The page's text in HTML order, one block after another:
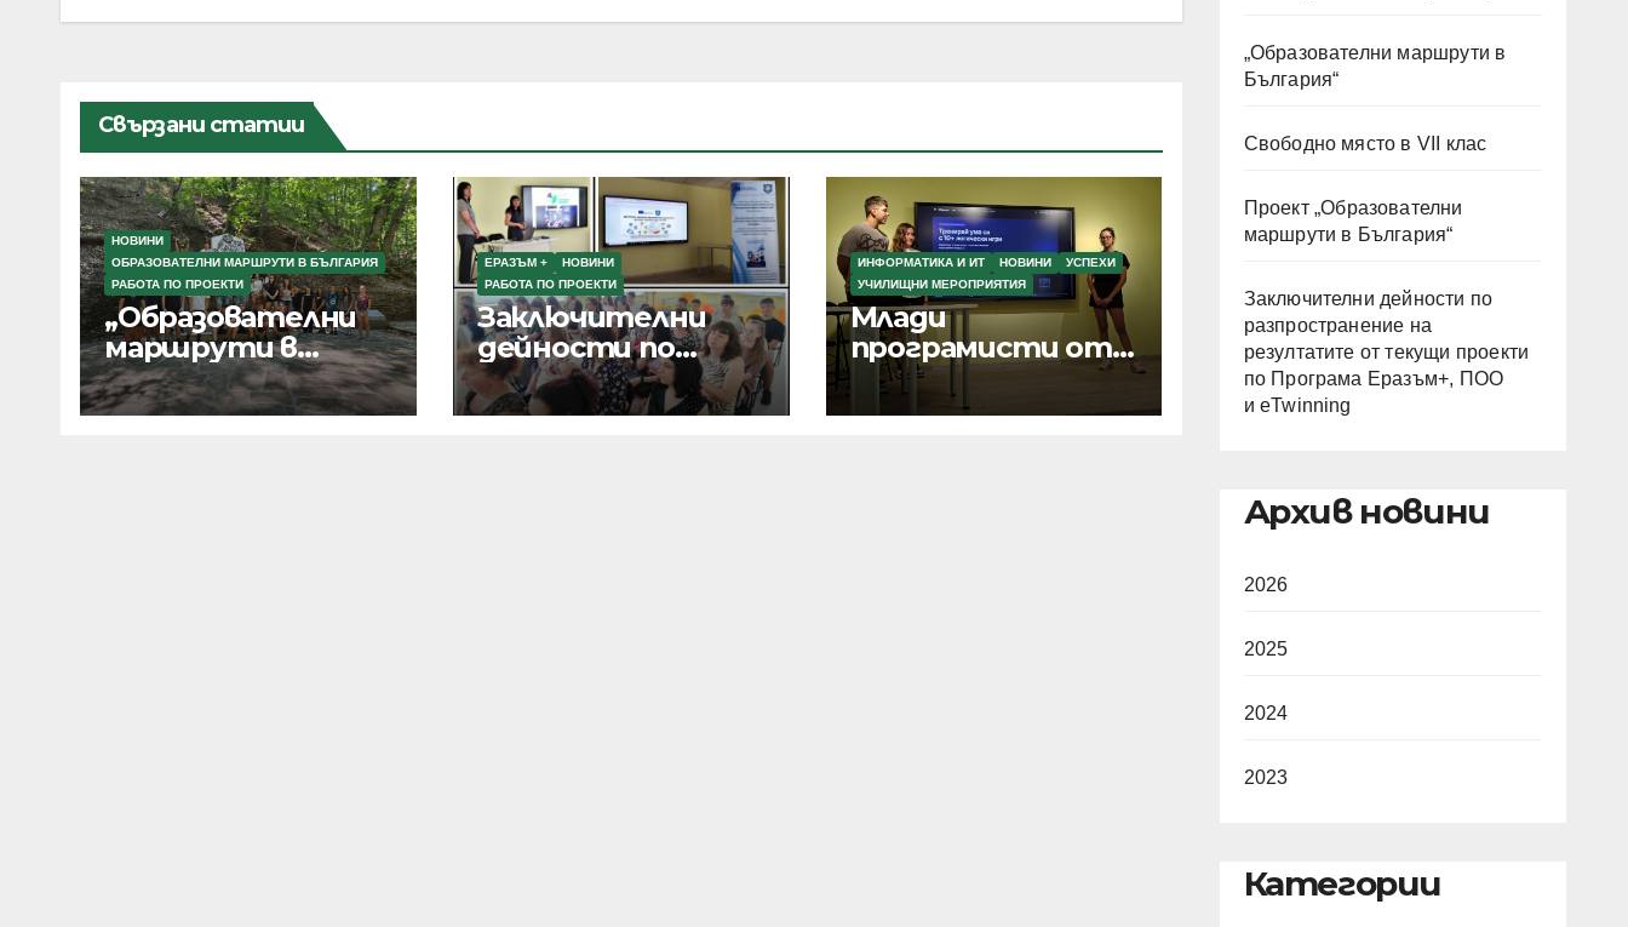
Свързани статии
НОВИНИ
ОБРАЗОВАТЕЛНИ МАРШРУТИ В БЪЛГАРИЯ
РАБОТА ПО ПРОЕКТИ
„Образователни
маршрути в
България“
ЕРАЗЪМ +
НОВИНИ
РАБОТА ПО ПРОЕКТИ
Заключителни
дейности по
разпространение
на резултатите
ИНФОРМАТИКА И ИТ НОВИНИ
УСПЕХИ
УЧИЛИЩНИ МЕРОПРИЯТИЯ
Млади
програмисти от
ППМГ – Враца
създадоха
„Образователни маршрути в
България“
Свободно място в VII клас
Проект „Образователни
маршрути в България“
Заключителни дейности по
разпространение на
резултатите от текущи проекти
по Програма Еразъм+, ПОО
и eTwinning
Архив новини
2026
2025
2024
2023
Категории